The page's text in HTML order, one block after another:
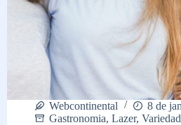
Webcontinental
8 de
Gastronomia, Lazer,